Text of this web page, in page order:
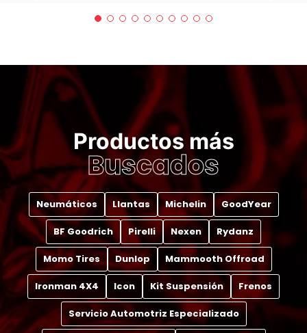
Productos más
Buscados
Neumáticos Llantas Michelin GoodYear
BF Goodrich Pirelli Nexen Rydanz
Momo Tires Dunlop Mammooth Offroad
Ironman 4X4 Icon Kit Suspensión Frenos
Servicio Automotriz Especializado